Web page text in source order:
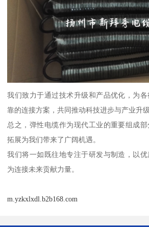
我们致力于通过技术升级和产品优化，为
靠的连接方案，共同推动科技进步与产业升级
总之，弹性电缆作为现代工业的重要组成
拓展为我们带来了广阔机遇。
我们将一如既往地专注于研发与制造，以优
为连接未来贡献力量。
m.yzkxlxdl.b2b168.com